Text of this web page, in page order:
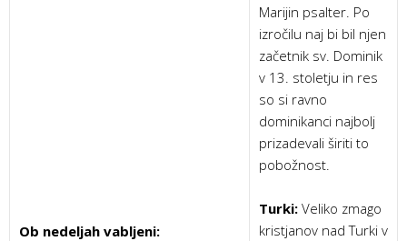
Marijin psalter. Po
izročilu naj bi bil njen
začetnik sv. Dominik
v 13. stoletju in res
so si ravno
dominikanci najbolj
prizadevali širiti to
pobožnost.
Turki: Veliko zmago
kristjanov nad Turki v
Ob nedeljah vabljeni: